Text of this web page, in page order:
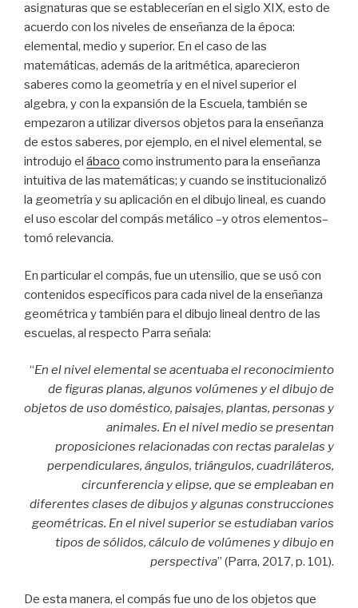
asignaturas que se establecerían en el siglo XIX, esto de
acuerdo con los niveles de enseñanza de la época:
elemental, medio y superior. En el caso de las
matemáticas, además de la aritmética, aparecieron
saberes como la geometría y en el nivel superior el
algebra, y con la expansión de la Escuela, también se
empezaron a utilizar diversos objetos para la enseñanza
de estos saberes, por ejemplo, en el nivel elemental, se
introdujo el ábaco como instrumento para la enseñanza
intuitiva de las matemáticas; y cuando se institucionalizó
la geometría y su aplicación en el dibujo lineal, es cuando
el uso escolar del compás metálico –y otros elementos–
tomó relevancia.
En particular el compás, fue un utensilio, que se usó con
contenidos específicos para cada nivel de la enseñanza
geométrica y también para el dibujo lineal dentro de las
escuelas, al respecto Parra señala:
“En el nivel elemental se acentuaba el reconocimiento
de figuras planas, algunos volúmenes y el dibujo de
objetos de uso doméstico, paisajes, plantas, personas y
animales. En el nivel medio se presentan
proposiciones relacionadas con rectas paralelas y
perpendiculares, ángulos, triángulos, cuadriláteros,
circunferencia y elipse, que se empleaban en
diferentes clases de dibujos y algunas construcciones
geométricas. En el nivel superior se estudiaban varios
tipos de sólidos, cálculo de volúmenes y dibujo en
perspectiva” (Parra, 2017, p. 101).
De esta manera, el compás fue uno de los objetos que